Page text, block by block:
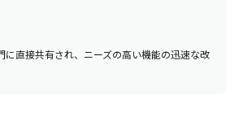
に直接共有され、ニーズの高い機能の迅速な改